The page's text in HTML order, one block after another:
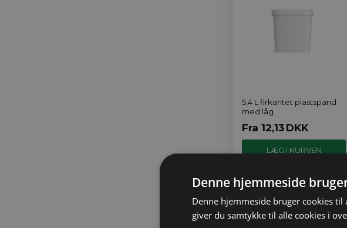
5,4 L firkantet plastspand
med låg
Fra12,13 DKK
Denne hjemmeside
Denne hjemmeside bruger cookies
giver du samtykke til alle cookies i